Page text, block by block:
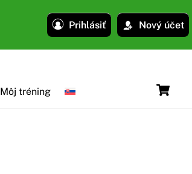
Prihlásiť Nový účet
Môj tréning